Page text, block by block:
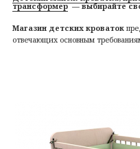
трансформер — выбирайте
Магазин детских кроваток
отвечающих основным